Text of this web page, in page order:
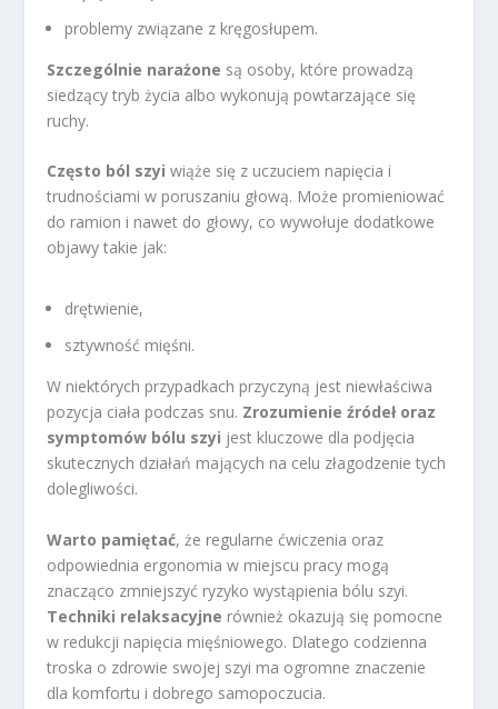
problemy związane z kręgosłupem.
Szczególnie narażone są osoby, które prowadzą
siedzący tryb życia albo wykonują powtarzające się
ruchy.
Często ból szyi wiąże się z uczuciem napięcia i
trudnościami w poruszaniu głową. Może promieniować
do ramion i nawet do głowy, co wywołuje dodatkowe
objawy takie jak:
drętwienie,
sztywność mięśni.
W niektórych przypadkach przyczyną jest niewłaściwa
pozycja ciała podczas snu. Zrozumienie źródeł oraz
symptomów bólu szyi jest kluczowe dla podjęcia
skutecznych działań mających na celu złagodzenie tych
dolegliwości.
Warto pamiętać, że regularne ćwiczenia oraz
odpowiednia ergonomia w miejscu pracy mogą
znacząco zmniejszyć ryzyko wystąpienia bólu szyi.
Techniki relaksacyjne również okazują się pomocne
w redukcji napięcia mięśniowego. Dlatego codzienna
troska o zdrowie swojej szyi ma ogromne znaczenie
dla komfortu i dobrego samopoczucia.